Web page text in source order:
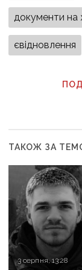
документи на
євідновлення
ТАКОЖ ЗА
3 серпня, 13:28